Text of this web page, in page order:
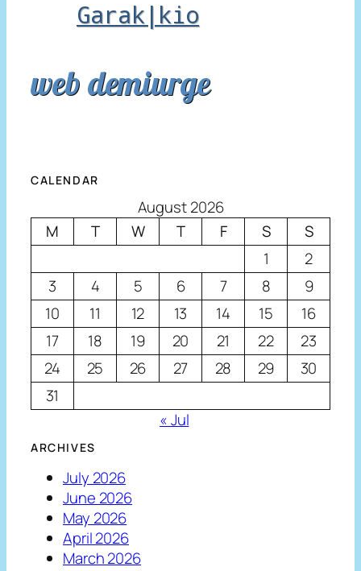
Garak|kio
web demiurge
CALENDAR
August 2026
M
T W T F S
S
1
2
3
4 5 6 7 8
9
10
11 12 13 14 15
16
17
18 19 20 21 22
23
24
25 26 27 28 29
30
31
« Jul
ARCHIVES
July 2026
June 2026
May 2026
April 2026
March 2026